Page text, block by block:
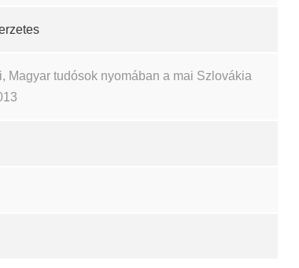
Magyar tudósok nyomában a mai Szlovákia